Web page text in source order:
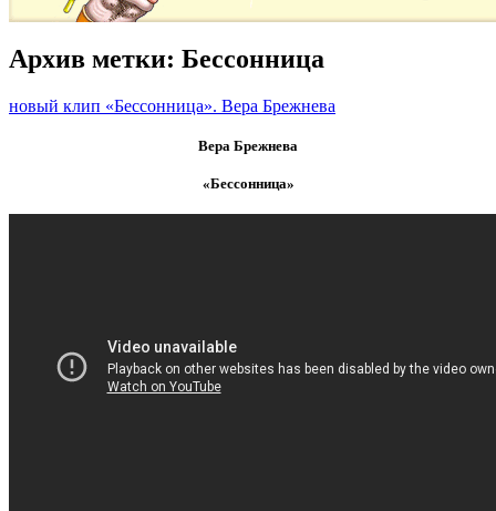
Архив метки: Бессонница
новый клип «Бессонница». Вера Брежнева
Вера Брежнева
«Бессонница»